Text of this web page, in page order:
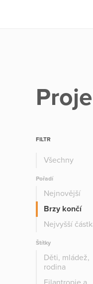
FILTR
Všechny
Pořadí
Nejnovější
Brzy končí
Nejvyšší
Štítky
Děti, mládež,
rodina